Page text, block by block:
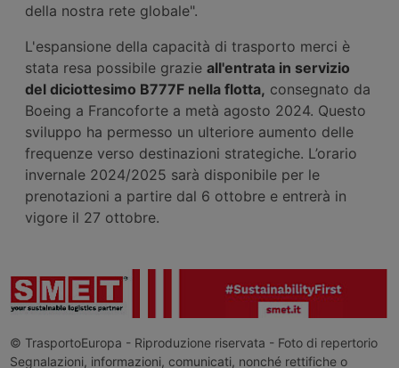
della nostra rete globale".
L'espansione della capacità di trasporto merci è
stata resa possibile grazie all'entrata in servizio
del diciottesimo B777F nella flotta, consegnato da
Boeing a Francoforte a metà agosto 2024. Questo
sviluppo ha permesso un ulteriore aumento delle
frequenze verso destinazioni strategiche. L’orario
invernale 2024/2025 sarà disponibile per le
prenotazioni a partire dal 6 ottobre e entrerà in
vigore il 27 ottobre.
© TrasportoEuropa - Riproduzione riservata - Foto di repertorio
Segnalazioni, informazioni, comunicati, nonché rettifiche o